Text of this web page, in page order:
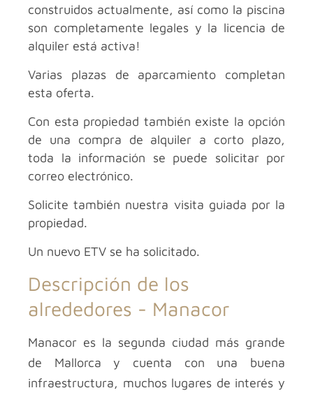
construidos actualmente, así como la piscina
son completamente legales y la licencia de
alquiler está activa!
Varias plazas de aparcamiento completan
esta oferta.
Con esta propiedad también existe la opción
de una compra de alquiler a corto plazo,
toda la información se puede solicitar por
correo electrónico.
Solicite también nuestra visita guiada por la
propiedad.
Un nuevo ETV se ha solicitado.
Descripción de los
alrededores - Manacor
Manacor es la segunda ciudad más grande
de Mallorca y cuenta con una buena
infraestructura, muchos lugares de interés y